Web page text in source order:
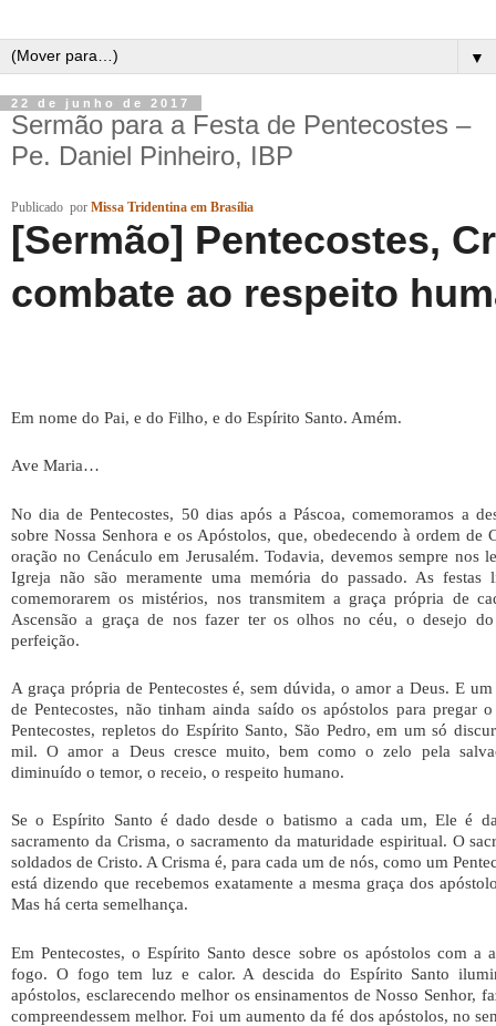
▼
22 de junho de 2017
Sermão para a Festa de Pentecostes –
Pe. Daniel Pinheiro, IBP
[Sermão] Pentecostes,
combate ao respeito
Publicado por Missa Tridentina em Brasília
Em nome do Pai, e do Filho, e do Espírito Santo. Amém.
Ave Maria…
No dia de Pentecostes, 50 dias após a Páscoa, comemoramos a
sobre Nossa Senhora e os Apóstolos, que, obedecendo à ordem de
oração no Cenáculo em Jerusalém. Todavia, devemos sempre nos
Igreja não são meramente uma memória do passado. As festas
comemorarem os mistérios, nos transmitem a graça própria de
Ascensão a graça de nos fazer ter os olhos no céu, o desejo
perfeição.
A graça própria de Pentecostes é, sem dúvida, o amor a Deus. E
de Pentecostes, não tinham ainda saído os apóstolos para pregar
Pentecostes, repletos do Espírito Santo, São Pedro, em um só
mil. O amor a Deus cresce muito, bem como o zelo pela
diminuído o temor, o receio, o respeito humano.
Se o Espírito Santo é dado desde o batismo a cada um, Ele é
sacramento da Crisma, o sacramento da maturidade espiritual. O
soldados de Cristo. A Crisma é, para cada um de nós, como um
está dizendo que recebemos exatamente a mesma graça dos
Mas há certa semelhança.
Em Pentecostes, o Espírito Santo desce sobre os apóstolos com a
fogo. O fogo tem luz e calor. A descida do Espírito Santo
apóstolos, esclarecendo melhor os ensinamentos de Nosso Senhor,
compreendessem melhor. Foi um aumento da fé dos apóstolos, no